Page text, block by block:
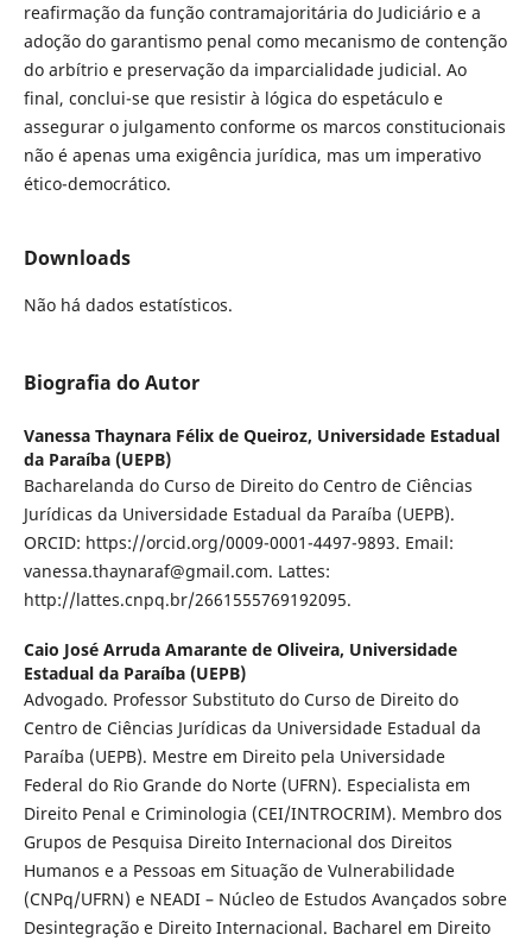
reafirmação da função contramajoritária do Judiciário e a
adoção do garantismo penal como mecanismo de contenção
do arbítrio e preservação da imparcialidade judicial. Ao
final, conclui-se que resistir à lógica do espetáculo e
assegurar o julgamento conforme os marcos constitucionais
não é apenas uma exigência jurídica, mas um imperativo
ético-democrático.
Downloads
Não há dados estatísticos.
Biografia do Autor
Vanessa Thaynara Félix de Queiroz, Universidade Estadual
da Paraíba (UEPB)
Bacharelanda do Curso de Direito do Centro de Ciências
Jurídicas da Universidade Estadual da Paraíba (UEPB).
ORCID: https://orcid.org/0009-0001-4497-9893. Email:
vanessa.thaynaraf@gmail.com. Lattes:
http://lattes.cnpq.br/2661555769192095.
Caio José Arruda Amarante de Oliveira, Universidade
Estadual da Paraíba (UEPB)
Advogado. Professor Substituto do Curso de Direito do
Centro de Ciências Jurídicas da Universidade Estadual da
Paraíba (UEPB). Mestre em Direito pela Universidade
Federal do Rio Grande do Norte (UFRN). Especialista em
Direito Penal e Criminologia (CEI/INTROCRIM). Membro dos
Grupos de Pesquisa Direito Internacional dos Direitos
Humanos e a Pessoas em Situação de Vulnerabilidade
(CNPq/UFRN) e NEADI – Núcleo de Estudos Avançados sobre
Desintegração e Direito Internacional. Bacharel em Direito